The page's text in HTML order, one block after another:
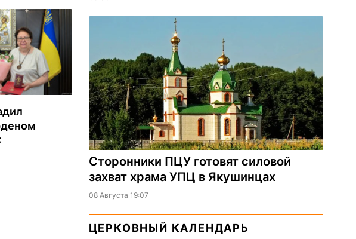
Сторонники ПЦУ готовят силовой
захват храма УПЦ в Якушинцах
08 Августа 19:07
ЦЕРКОВНЫЙ КАЛЕНДАРЬ